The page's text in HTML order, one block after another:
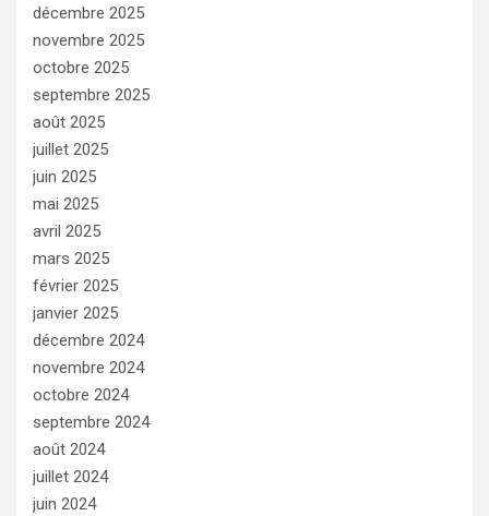
décembre 2025
novembre 2025
octobre 2025
septembre 2025
août 2025
juillet 2025
juin 2025
mai 2025
avril 2025
mars 2025
février 2025
janvier 2025
décembre 2024
novembre 2024
octobre 2024
septembre 2024
août 2024
juillet 2024
juin 2024